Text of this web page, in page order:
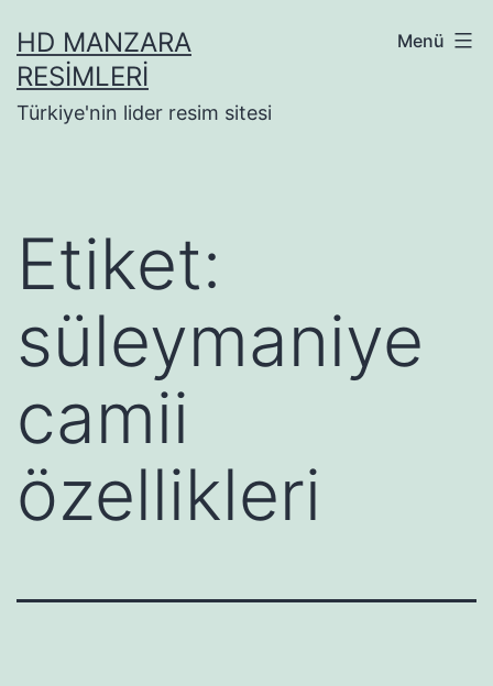
geçHD MANZARA
RESIMLERI
Türkiye'nin lider resim sitesi
Menü
Etiket:
süleymaniye
camii
özellikleri